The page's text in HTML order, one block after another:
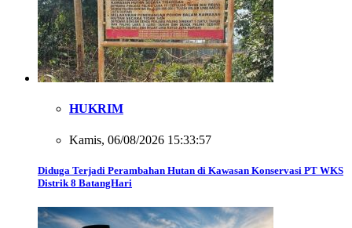
HUKRIM
Kamis, 06/08/2026 15:33:57
Diduga Terjadi Perambahan Hutan di Kawasan Konservasi PT WKS
Distrik 8 BatangHari